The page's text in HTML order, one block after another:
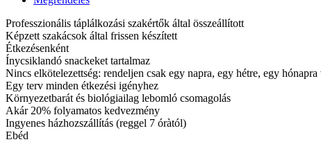
Professzionális táplálkozási szakértők által összeállított
Képzett szakácsok által frissen készített
Étkezésenként
Ínycsiklandó snackeket tartalmaz
Nincs elkötelezettség: rendeljen csak egy napra, egy hétre, egy
Egy terv minden étkezési igényhez
Környezetbarát és biológiailag lebomló csomagolás
Akár 20% folyamatos kedvezmény
Ingyenes házhozszállítás (reggel 7 óràtól)
Ebéd